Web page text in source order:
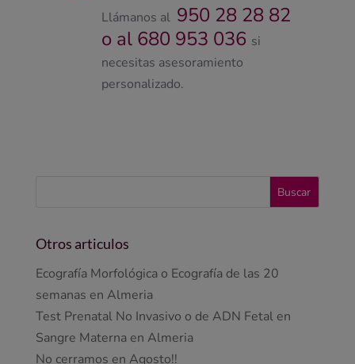
Llámanos al 950 28 28 82
o al 680 953 036 si
necesitas asesoramiento
personalizado.
Otros articulos
Ecografía Morfológica o Ecografía de las 20
semanas en Almeria
Test Prenatal No Invasivo o de ADN Fetal en
Sangre Materna en Almeria
No cerramos en Agosto!!